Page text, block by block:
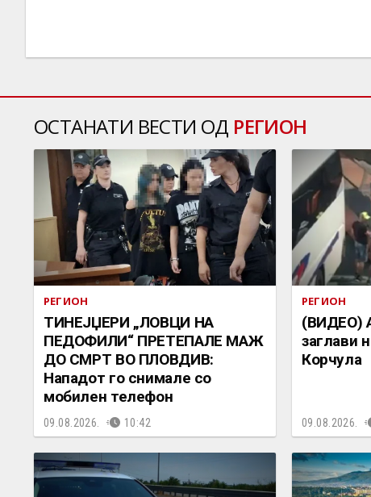
ОСТАНАТИ ВЕСТИ ОД РЕГИОН
РЕГИОН
ТИНЕЈЏЕРИ „ЛОВЦИ НА
ПЕДОФИЛИ“ ПРЕТЕПАЛЕ МАЖ
ДО СМРТ ВО ПЛОВДИВ:
Нападот го снимале со
мобилен телефон
09.08.2026. 10:42
РЕГИОН
(ВИДЕО)
заглави
Корчула
09.08.2026.